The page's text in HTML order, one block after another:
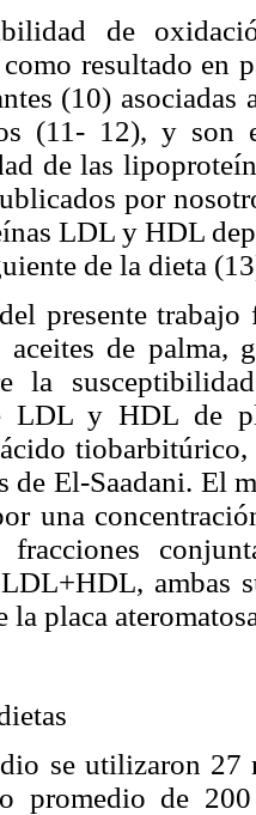
de
resultado en
(10) asociadas
(11- 12), y son
de las
por
LDL y HDL
de la dieta
presente trabajo
de palma,
la
LDL y HDL de
de El-Saadani. El
una
fracciones
ambas
la placa
se utilizaron 27
promedio de